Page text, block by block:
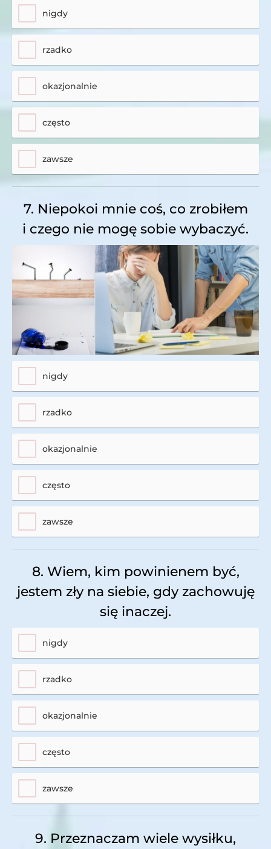
nigdy
rzadko
okazjonalnie
często
zawsze
7. Niepokoi mnie coś, co zrobiłem
i czego nie mogę sobie wybaczyć.
nigdy
rzadko
okazjonalnie
często
zawsze
8. Wiem, kim powinienem być,
jestem zły na siebie, gdy zachowuję
się inaczej.
nigdy
rzadko
okazjonalnie
często
zawsze
9. Przeznaczam wiele wysiłku,